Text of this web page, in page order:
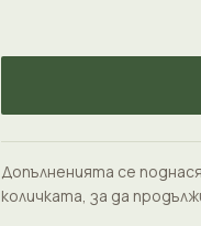
Допълненията се
количката, за да